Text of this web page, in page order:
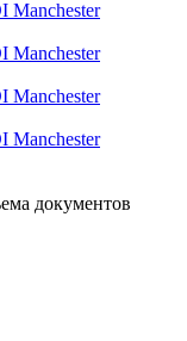
документов